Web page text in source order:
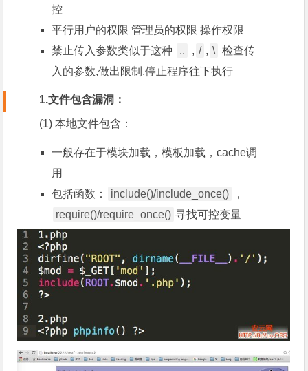
控
平行用户的权限 管理员的权限 操作权限
禁止传入参数类似于这种
.. , / , \ 检查传
入的参数,做出限制,停止程序往下执行
1.文件包含漏洞：
(1) 本地文件包含：
一般存在于模块加载，模板加载，cache调
用
包括函数：
include()/include_once()
，
require()/require_once() 寻找可控变量